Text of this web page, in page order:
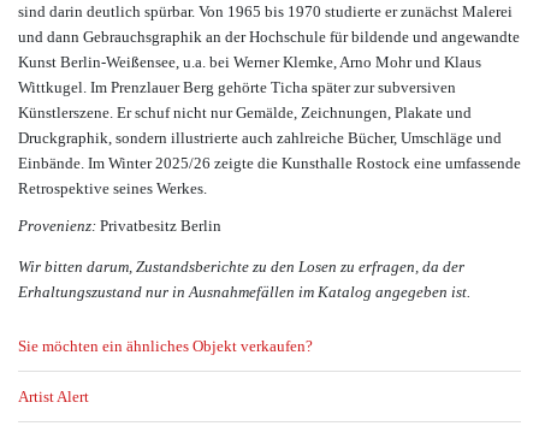
sind darin deutlich spürbar. Von 1965 bis 1970 studierte er zunächst Malerei
und dann Gebrauchsgraphik an der Hochschule für bildende und angewandte
Kunst Berlin-Weißensee, u.a. bei Werner Klemke, Arno Mohr und Klaus
Wittkugel. Im Prenzlauer Berg gehörte Ticha später zur subversiven
Künstlerszene. Er schuf nicht nur Gemälde, Zeichnungen, Plakate und
Druckgraphik, sondern illustrierte auch zahlreiche Bücher, Umschläge und
Einbände. Im Winter 2025/26 zeigte die Kunsthalle Rostock eine umfassende
Retrospektive seines Werkes.
Provenienz: Privatbesitz Berlin
Wir bitten darum, Zustandsberichte zu den Losen zu erfragen, da der
Erhaltungszustand nur in Ausnahmefällen im Katalog angegeben ist.
Sie möchten ein ähnliches Objekt verkaufen?
Artist Alert